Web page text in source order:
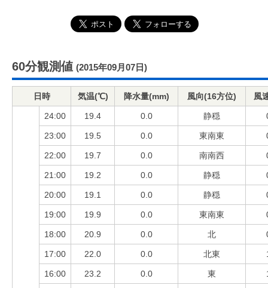
60分観測値 (2015年09月07日)
日時 気温(℃) 降水量(mm) 風向(16方位) 風
24:00 19.4 0.0 静穏
23:00 19.5 0.0 東南東
22:00 19.7 0.0 南南西
21:00 19.2 0.0 静穏
20:00 19.1 0.0 静穏
19:00 19.9 0.0 東南東
18:00 20.9 0.0 北
17:00 22.0 0.0 北東
16:00 23.2 0.0 東